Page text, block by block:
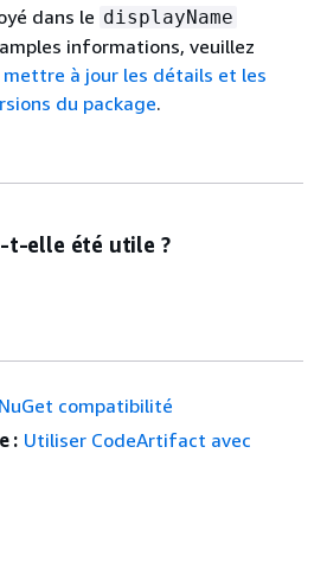
dans le displayName
informations, veuillez
à jour les détails et les
du package.
t-elle été utile ?
NuGet compatibilité
: Utiliser CodeArtifact avec